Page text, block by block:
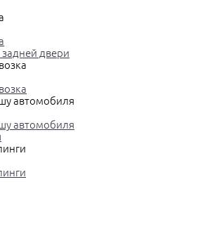
двери
автомобиля
автомобиля